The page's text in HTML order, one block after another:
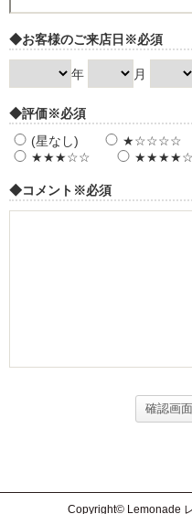
◆お客様のご来店日 ※必須
年 月
◆評価※必須
(星なし)
★☆☆☆☆
★★★☆☆
★★★★☆
◆コメント ※必須
Copyright© Lemonade